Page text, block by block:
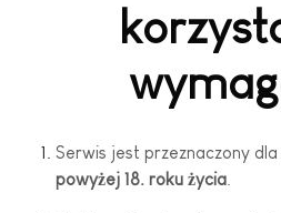
Serwis jest przeznaczony dla
powyżej 18. roku życia